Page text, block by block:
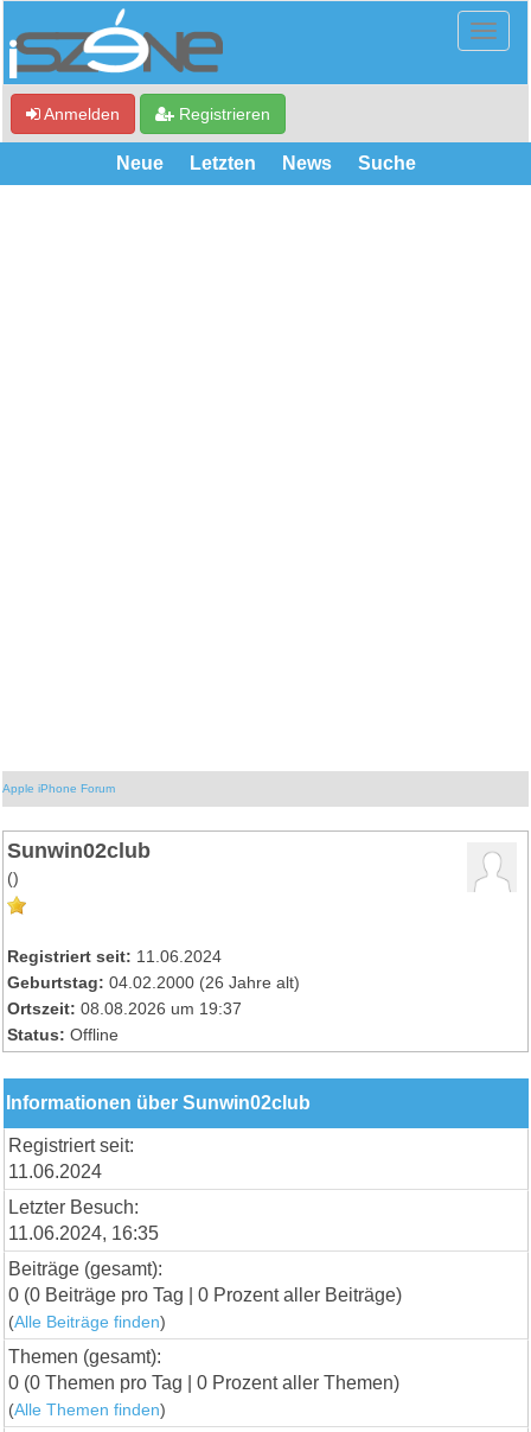
Anmelden Registrieren
Neue Letzten News Suche
Apple iPhone Forum
Sunwin02club
()
Registriert seit: 11.06.2024
Geburtstag: 04.02.2000 (26 Jahre alt)
Ortszeit: 08.08.2026 um 19:37
Status: Offline
Informationen über Sunwin02club
Registriert seit:
11.06.2024
Letzter Besuch:
11.06.2024, 16:35
Beiträge (gesamt):
0 (0 Beiträge pro Tag | 0 Prozent aller Beiträge)
(Alle Beiträge finden)
Themen (gesamt):
0 (0 Themen pro Tag | 0 Prozent aller Themen)
(Alle Themen finden)